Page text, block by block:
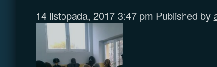
14 listopada, 2017 3:47 pm Published by